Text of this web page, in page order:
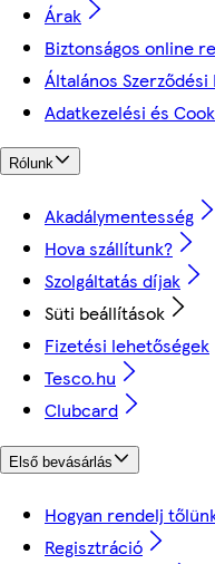
Árak
Biztonságos online
Általános
Adatkezelési és
Rólunk
Akadálymentesség
Hova szállítunk?
Szolgáltatás díjak
Süti beállítások
Fizetési lehetőségek
Tesco.hu
Clubcard
Első bevásárlás
Hogyan rendelj
Regisztráció